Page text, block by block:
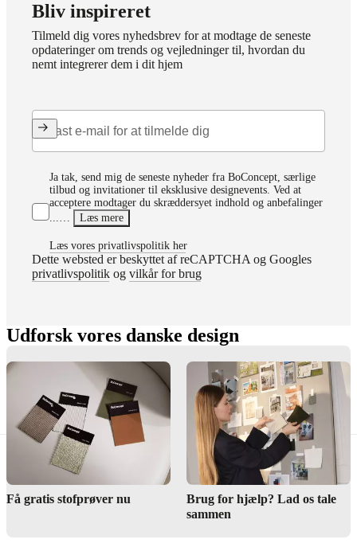
Bliv inspireret
Tilmeld dig vores nyhedsbrev for at modtage de seneste
opdateringer om trends og vejledninger til, hvordan du
nemt integrerer dem i dit hjem
Ja tak, send mig de seneste nyheder fra BoConcept, særlige
tilbud og invitationer til eksklusive designevents. Ved at
acceptere modtager du skræddersyet indhold og anbefalinger
...…
Læs mere
Læs vores privatlivspolitik her
Dette websted er beskyttet af reCAPTCHA og Googles
privatlivspolitik og vilkår for brug
Udforsk vores danske design
Sofaer Stole
Få gratis stofprøver nu
Brug for hjælp? Lad os tale
sammen